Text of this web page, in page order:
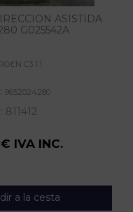
ASISTIDA
G025542A
C3 1.1
9652024280
811412
IVA INC.
a la cesta